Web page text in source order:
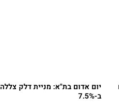
יום אדום בת"א: מניית דלק צללה
ב-7.5%